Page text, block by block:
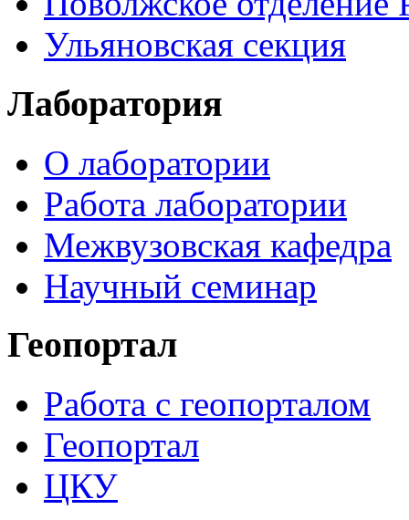
Ульяновская секция
Лаборатория
О лаборатории
Работа лаборатории
Межвузовская кафедра
Научный семинар
Геопортал
Работа с геопорталом
Геопортал
ЦКУ